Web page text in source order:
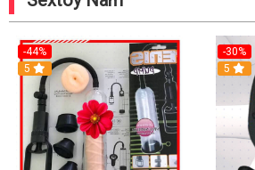
-44%
5
-30%
5